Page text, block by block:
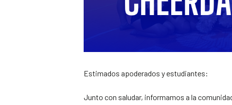
Estimados apoderados y estudiantes:
Junto con saludar, informamos a la